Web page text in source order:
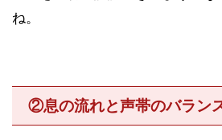
ね。
②息の流れと声帯のバラン